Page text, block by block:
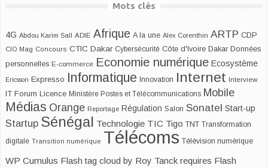
Mots clés
4G Abdou Karim Sall ADIE Afrique A la une Alex Corenthin ARTP CDP
CIO Mag Concours CTIC Dakar Cybersécurité Côte d'Ivoire Dakar Données
personnelles E-commerce Economie numérique Ecosystème
Ericsson Expresso Informatique Innovation Internet Interview
IT Forum Licence Ministère Postes et Télécommunications Mobile
Médias Orange Reportage Régulation Salon Sonatel Start-up
Startup Sénégal Technologie TIC Tigo TNT Transformation
digitale Transition numérique Télécoms Télévision numérique
WP Cumulus Flash tag cloud by Roy Tanck requires Flash